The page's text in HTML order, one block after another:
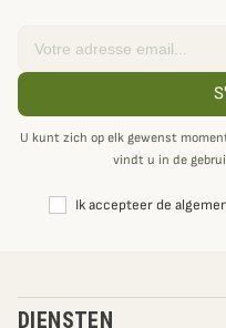
U kunt zich op elk gewenst
vindt u in de
Ik accepteer de
DIENSTEN